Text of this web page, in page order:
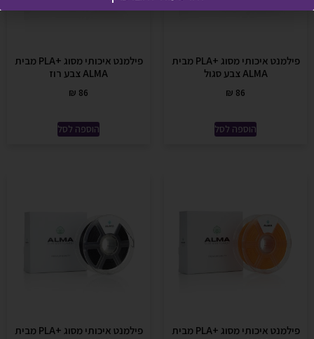
פילמנט איכותי מסוג +PLA מבית
ALMA צבע סגול
₪ 86
הוספה לסל
פילמנט איכותי מסוג +PLA מבית
ALMA צבע רוז
₪ 86
הוספה לסל
פילמנט איכותי מסוג +PLA מבית
פילמנט איכותי מסוג +PLA מבית